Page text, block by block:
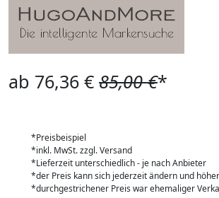
ab 76,36 € 85,00 €*
*Preisbeispiel
*inkl. MwSt. zzgl. Versand
*Lieferzeit unterschiedlich - je nach Anbieter
*der Preis kann sich jederzeit ändern und
*durchgestrichener Preis war ehemaliger